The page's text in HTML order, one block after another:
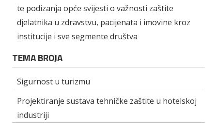
te podizanja opće svijesti o važnosti zaštite
djelatnika u zdravstvu, pacijenata i imovine kroz
institucije i sve segmente društva
TEMA BROJA
Sigurnost u turizmu
Projektiranje sustava tehničke zaštite u hotelskoj
industriji